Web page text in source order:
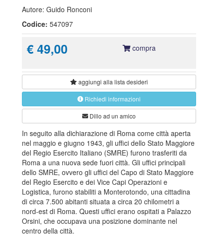
Autore: Guido Ronconi
Codice: 547097
€ 49,00 compra
aggiungi alla lista desideri
Richiedi informazioni
Dillo ad un amico
In seguito alla dichiarazione di Roma come città aperta
nel maggio e giugno 1943, gli uffici dello Stato Maggiore
del Regio Esercito Italiano (SMRE) furono trasferiti da
Roma a una nuova sede fuori città. Gli uffici principali
dello SMRE, ovvero gli uffici del Capo di Stato Maggiore
del Regio Esercito e dei Vice Capi Operazioni e
Logistica, furono stabiliti a Monterotondo, una cittadina
di circa 7.500 abitanti situata a circa 20 chilometri a
nord-est di Roma. Questi uffici erano ospitati a Palazzo
Orsini, che occupava una posizione dominante nel
centro della città.